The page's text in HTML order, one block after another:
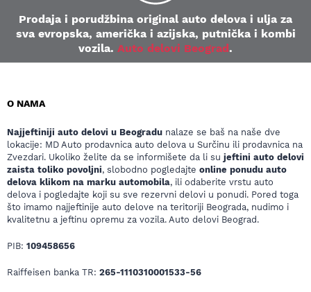
Prodaja i porudžbina original auto delova i ulja za
sva evropska, američka i azijska, putnička i kombi
vozila. Auto delovi Beograd.
O NAMA
Najjeftiniji auto delovi u Beogradu nalaze se baš na naše dve
lokacije: MD Auto prodavnica auto delova u Surčinu ili prodavnica na
Zvezdari. Ukoliko želite da se informišete da li su jeftini auto delovi
zaista toliko povoljni, slobodno pogledajte online ponudu auto
delova klikom na marku automobila, ili odaberite vrstu auto
delova i pogledajte koji su sve rezervni delovi u ponudi. Pored toga
što imamo najjeftinije auto delove na teritoriji Beograda, nudimo i
kvalitetnu a jeftinu opremu za vozila. Auto delovi Beograd.
PIB: 109458656
Raiffeisen banka TR: 265-1110310001533-56